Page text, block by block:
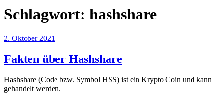
Schlagwort: hashshare
Veröffentlicht
2. Oktober 2021
Fakten über Hashshare
Hashshare (Code bzw. Symbol HSS) ist ein Krypto Coin und kann
gehandelt werden.